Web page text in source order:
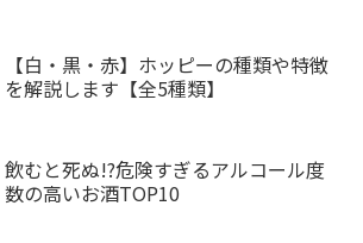
【白・黒・赤】ホッピーの種類や特徴
を解説します【全5種類】
飲むと死ぬ!?危険すぎるアルコール度
数の高いお酒TOP10